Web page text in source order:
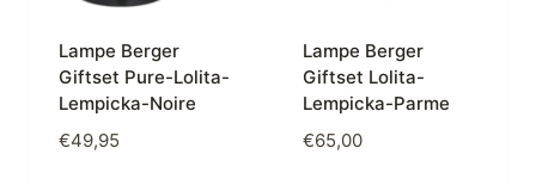
Lampe Berger
Giftset Pure-Lolita-
Lempicka-Noire
€49,95
Lampe Berger
Giftset Lolita-
Lempicka-Parme
€65,00